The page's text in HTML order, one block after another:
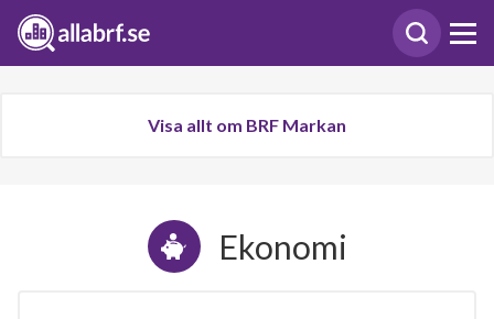
Visa allt om BRF Markan
Ekonomi